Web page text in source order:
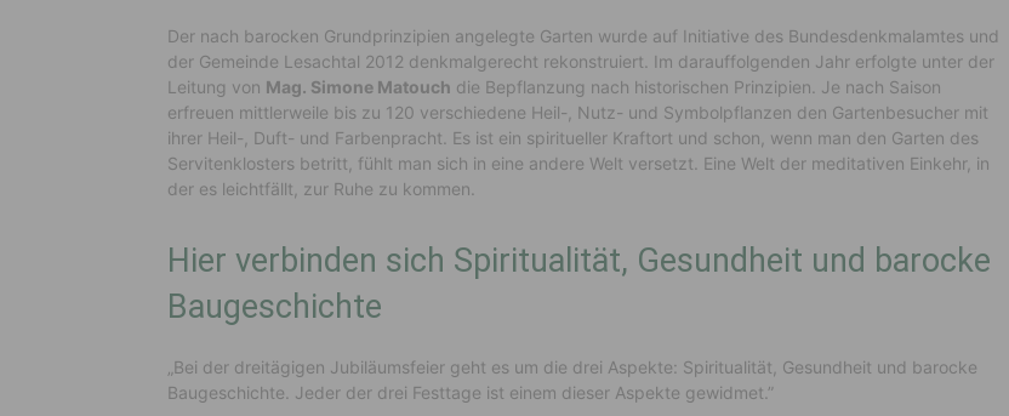
Der nach barocken Grundprinzipien angelegte Garten wurde auf Initiative des Bundesdenkmalamtes und
der Gemeinde Lesachtal 2012 denkmalgerecht rekonstruiert. Im darauffolgenden Jahr erfolgte unter der
Leitung von Mag. Simone Matouch die Bepflanzung nach historischen Prinzipien. Je nach Saison
erfreuen mittlerweile bis zu 120 verschiedene Heil-, Nutz- und Symbolpflanzen den Gartenbesucher mit
ihrer Heil-, Duft- und Farbenpracht. Es ist ein spiritueller Kraftort und schon, wenn man den Garten des
Servitenklosters betritt, fühlt man sich in eine andere Welt versetzt. Eine Welt der meditativen Einkehr, in
der es leichtfällt, zur Ruhe zu kommen.
Hier verbinden sich Spiritualität, Gesundheit und barocke
Baugeschichte
„Bei der dreitägigen Jubiläumsfeier geht es um die drei Aspekte: Spiritualität, Gesundheit und barocke
Baugeschichte. Jeder der drei Festtage ist einem dieser Aspekte gewidmet.”